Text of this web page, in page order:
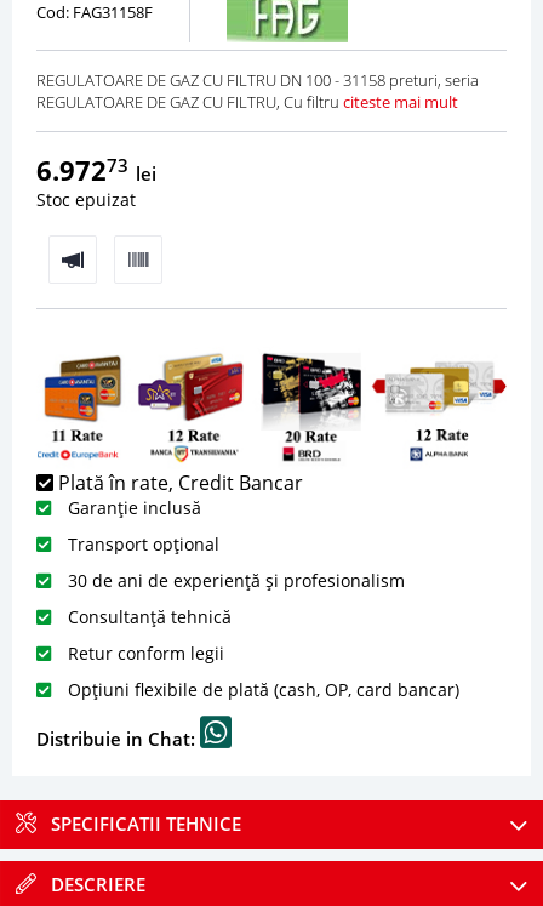
Cod: FAG31158F
REGULATOARE DE GAZ CU FILTRU DN 100 - 31158 preturi, seria
REGULATOARE DE GAZ CU FILTRU, Cu filtru citeste mai mult
6.97273 lei
Stoc epuizat
Plată în rate, Credit Bancar
Garanție inclusă
Transport opțional
30 de ani de experiență și profesionalism
Consultanță tehnică
Retur conform legii
Opțiuni flexibile de plată (cash, OP, card bancar)
Distribuie in Chat:
SPECIFICATII TEHNICE
DESCRIERE